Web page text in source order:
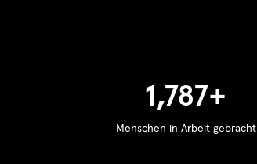
1,800+
Menschen in Arbeit gebracht